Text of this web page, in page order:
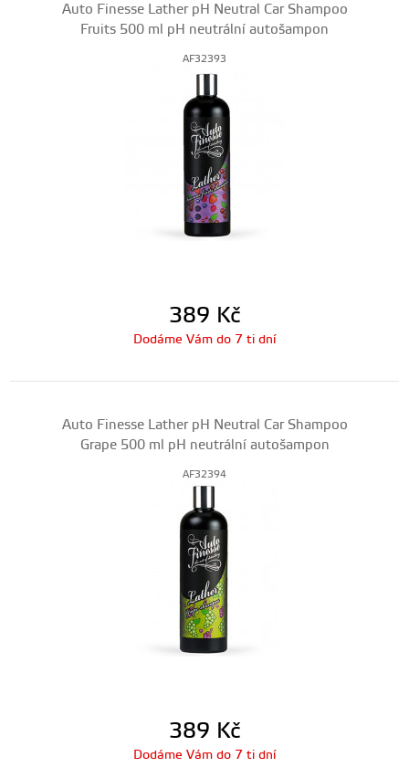
Auto Finesse Lather pH Neutral Car Shampoo
Fruits 500 ml pH neutrální autošampon
AF32393
389 Kč
Dodáme Vám do 7 ti dní
Auto Finesse Lather pH Neutral Car Shampoo
Grape 500 ml pH neutrální autošampon
AF32394
389 Kč
Dodáme Vám do 7 ti dní